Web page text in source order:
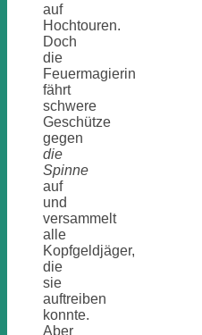
auf
Hochtouren.
Doch
die
Feuermagierin
fährt
schwere
Geschütze
gegen
die
Spinne
auf
und
versammelt
alle
Kopfgeldjäger,
die
sie
auftreiben
konnte.
Aber